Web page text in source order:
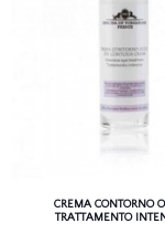
CREMA CONTORNO
TRATTAMENTO